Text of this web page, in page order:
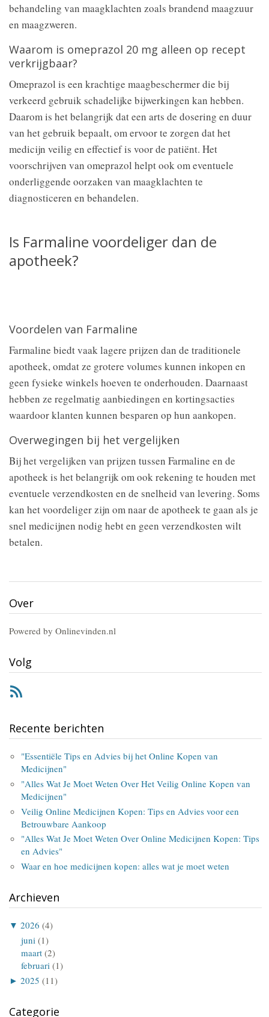
behandeling van maagklachten zoals brandend maagzuur
en maagzweren.
Waarom is omeprazol 20 mg alleen op recept
verkrijgbaar?
Omeprazol is een krachtige maagbeschermer die bij
verkeerd gebruik schadelijke bijwerkingen kan hebben.
Daarom is het belangrijk dat een arts de dosering en duur
van het gebruik bepaalt, om ervoor te zorgen dat het
medicijn veilig en effectief is voor de patiënt. Het
voorschrijven van omeprazol helpt ook om eventuele
onderliggende oorzaken van maagklachten te
diagnosticeren en behandelen.
Is Farmaline voordeliger dan de
apotheek?
Voordelen van Farmaline
Farmaline biedt vaak lagere prijzen dan de traditionele
apotheek, omdat ze grotere volumes kunnen inkopen en
geen fysieke winkels hoeven te onderhouden. Daarnaast
hebben ze regelmatig aanbiedingen en kortingsacties
waardoor klanten kunnen besparen op hun aankopen.
Overwegingen bij het vergelijken
Bij het vergelijken van prijzen tussen Farmaline en de
apotheek is het belangrijk om ook rekening te houden met
eventuele verzendkosten en de snelheid van levering. Soms
kan het voordeliger zijn om naar de apotheek te gaan als je
snel medicijnen nodig hebt en geen verzendkosten wilt
betalen.
Over
Powered by Onlinevinden.nl
Volg
Recente berichten
"Essentiële Tips en Advies bij het Online Kopen van
Medicijnen"
"Alles Wat Je Moet Weten Over Het Veilig Online Kopen van
Medicijnen"
Veilig Online Medicijnen Kopen: Tips en Advies voor een
Betrouwbare Aankoop
"Alles Wat Je Moet Weten Over Online Medicijnen Kopen: Tips
en Advies"
Waar en hoe medicijnen kopen: alles wat je moet weten
Archieven
▼ 2026 (4)
juni (1)
maart (2)
februari (1)
► 2025 (11)
Categorie